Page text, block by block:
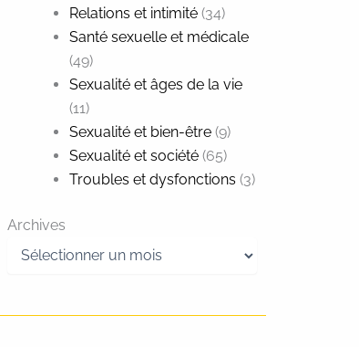
Relations et intimité (34)
Santé sexuelle et médicale
(49)
Sexualité et âges de la vie
(11)
Sexualité et bien-être (9)
Sexualité et société (65)
Troubles et dysfonctions (3)
Archives
Archives